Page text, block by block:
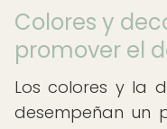
Colores y
promover el
Los colores y la
desempeñan un